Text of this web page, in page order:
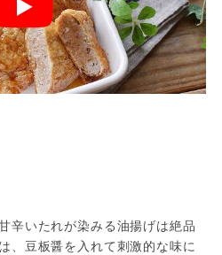
辛いたれが染みる油揚げは絶品
、豆板醤を入れて刺激的な味に